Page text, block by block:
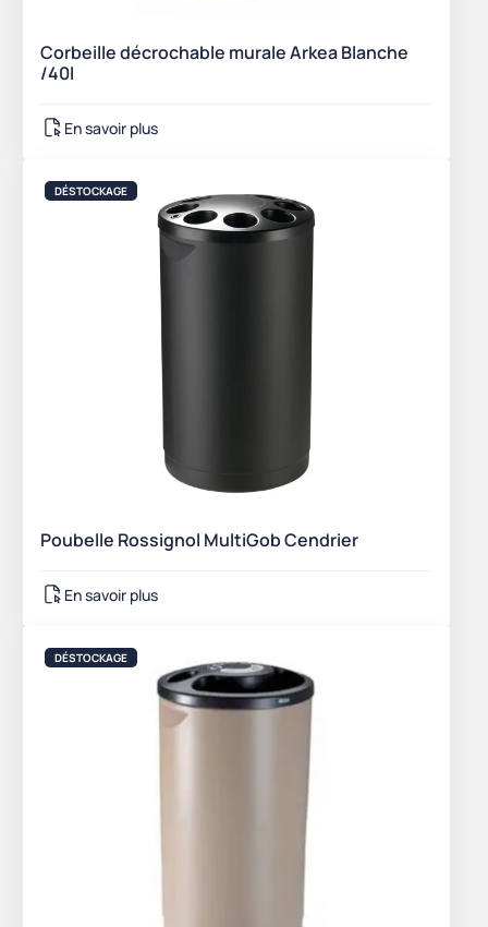
Corbeille décrochable murale Arkea Blanche
/40l
En savoir plus
DÉSTOCKAGE
Poubelle Rossignol MultiGob Cendrier
En savoir plus
DÉSTOCKAGE